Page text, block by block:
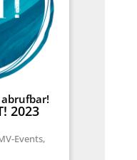
2023
Events,